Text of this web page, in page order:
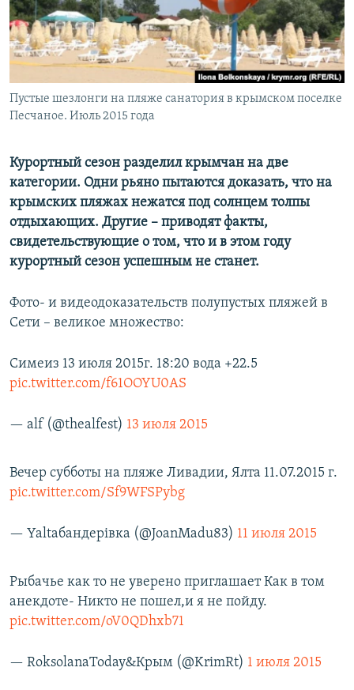
ПОБЕДИТЕЛЕЙ НЕ СУДЯТ?
КРЫМ.НЕПОКОРЕННЫЙ
УКРАИНСКАЯ ПРОБЛЕМА КРЫМА
ПРИСОЕДИНЯЙТЕСЬ!
Все сайты RFE/RL
Пустые шезлонги на пляже санатория в крымском поселке
Песчаное. Июль 2015 года
Курортный сезон разделил крымчан на две
категории. Одни рьяно пытаются доказать, что на
крымских пляжах нежатся под солнцем толпы
отдыхающих. Другие – приводят факты,
свидетельствующие о том, что и в этом году
курортный сезон успешным не станет.
Фото- и видеодоказательств полупустых пляжей в
Сети – великое множество:
Симеиз 13 июля 2015г. 18:20 вода +22.5
pic.twitter.com/f61OOYU0AS
— alf (@thealfest) 13 июля 2015
Вечер субботы на пляже Ливадии, Ялта 11.07.2015 г.
pic.twitter.com/Sf9WFSPybg
— Yaltaбандерiвка (@JoanMadu83) 11 июля 2015
Рыбачье как то не уверено приглашает Как в том
анекдоте- Никто не пошел,и я не пойду.
pic.twitter.com/oV0QDhxb71
— RoksolanaToday&Крым (@KrimRt) 1 июля 2015